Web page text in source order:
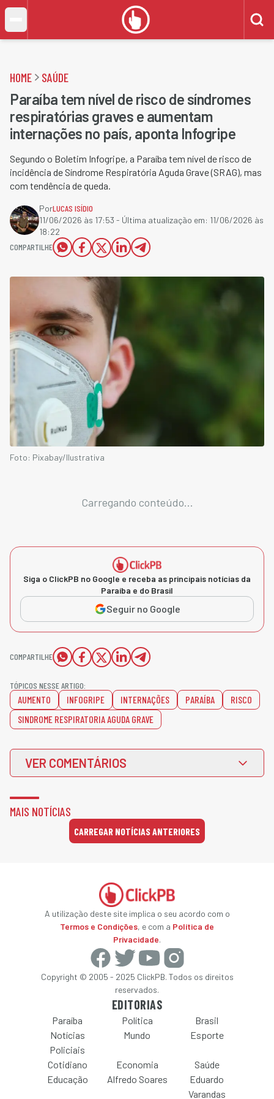
HOME SAÚDE
Paraíba tem nível de risco de síndromes
respiratórias graves e aumentam
internações no país, aponta Infogripe
Segundo o Boletim Infogripe, a Paraíba tem nível de risco de
incidência de Síndrome Respiratória Aguda Grave (SRAG), mas
com tendência de queda.
PorLUCAS ISÍDIO
11/06/2026 às 17:53 - Última atualização em: 11/06/2026 às
18:22
COMPARTILHE
Foto: Pixabay/Ilustrativa
Carregando conteúdo...
Siga o ClickPB no Google e receba as principais notícias da
Paraíba e do Brasil
Seguir no Google
COMPARTILHE
TÓPICOS NESSE ARTIGO:
AUMENTO INFOGRIPE INTERNAÇÕES PARAÍBA
RISCO
SINDROME RESPIRATORIA AGUDA GRAVE
VER COMENTÁRIOS
MAIS NOTÍCIAS
CARREGAR NOTÍCIAS ANTERIORES
A utilização deste site implica o seu acordo com o
Termos e Condições, e com a Política de
Privacidade.
Copyright © 2005 - 2025 ClickPB. Todos os direitos
reservados.
EDITORIAS
Paraíba Política
Brasil
Notícias
Policiais
Mundo Esporte
Cotidiano Economia
Saúde
Educação
Alfredo Soares
Eduardo
Varandas